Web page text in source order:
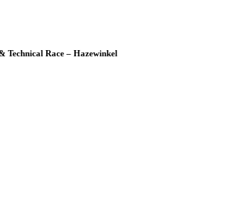
Technical Race – Hazewinkel